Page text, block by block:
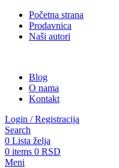
Početna strana
Prodavnica
Naši autori
Blog
O nama
Kontakt
Login / Registracija
Search
0 Lista želja
0 items 0 RSD
Meni